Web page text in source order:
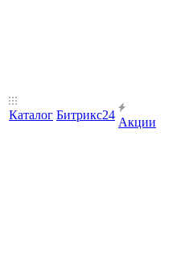
Каталог Битрикс24
Акции